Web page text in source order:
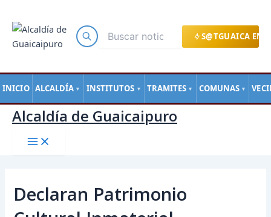
S@TGUAICA EN
INICIO ALCALDÍA ▼ INSTITUTOS ▼ TRAMITES ▼ COMUNAS ▼
contenido
Alcaldía de Guaicaipuro
Declaran Patrimonio
de
entradas